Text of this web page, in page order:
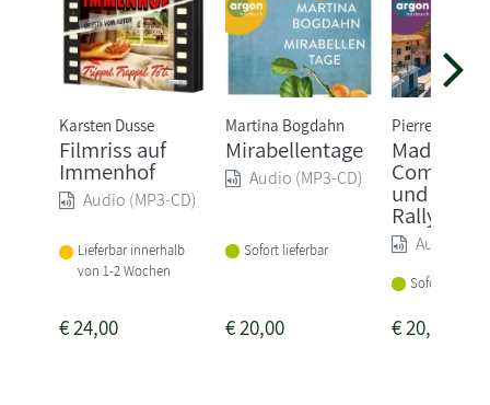
Karsten Dusse
Filmriss auf
Immenhof
Audio (MP3-CD)
Lieferbar innerhalb
von 1-2 Wochen
€24,00
Martina Bogdahn
Mirabellentage
Audio (MP3-CD)
Sofort lieferbar
€20,00
Pierre Martin
Madame
und die
Rallye
Audio
Sofort
€20,00